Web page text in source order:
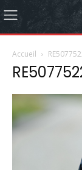
Accueil